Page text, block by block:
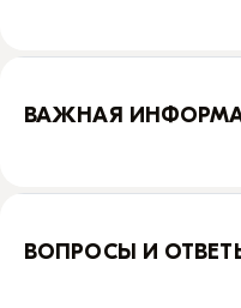
ВАЖНАЯ
ВОПРОСЫ И